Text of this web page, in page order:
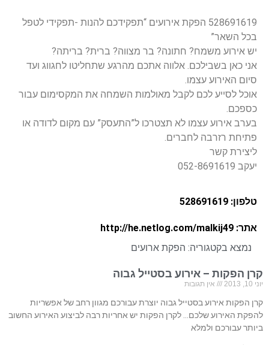
528691619 הפקת אירועים “תפקידכם להנות -תפקידי לטפל
בכל השאר”
יש אירוע משמח? חתונה? בר מצווה? ברית? בריתה?
אני כאן בשבילכם. אלווה אתכם מהרגע שתחליטו לחגווג ועד
סיום האירוע עצמו.
אוכל לסייע לכם לקבל מאולמות השמחה את המקסימום עבור
כספכם.
בערב אירוע עצמו לא תצטרכו ל”התעסק” עם מקום לדודה או
פתיחת רזרבה לחברים.
ליצירת קשר
יעקב 052-8691619
טלפון: 528691619
אתר: http://he.netlog.com/malkij49
נמצא בקטגוריה: הפקת ארועים
קרן הפקות – אירוע בסטייל גבוה
יוני 10, 2013 אין תגובות
קרן הפקות אירוע בסטייל גבוה יוצרת עבורכם מגוון רחב של אפשריות
להפקת האירוע שלכם… לקרן הפקות יש אחריות רבה לביצוע האירוע החשוב
ביותר עבורכם ולמלא